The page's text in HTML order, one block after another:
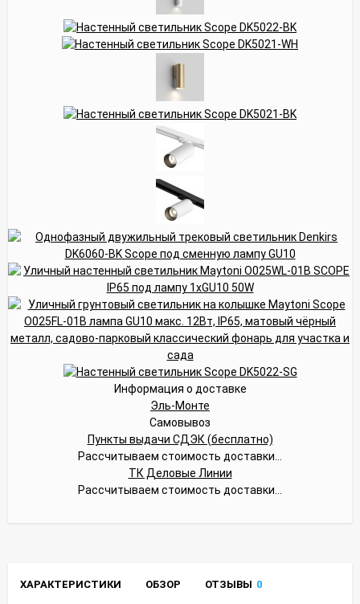
Информация о доставке
Эль-Монте
Самовывоз
Пункты выдачи СДЭК (бесплатно)
Рассчитываем стоимость доставки...
ТК Деловые Линии
Рассчитываем стоимость доставки...
ХАРАКТЕРИСТИКИ ОБЗОР ОТЗЫВЫ 0